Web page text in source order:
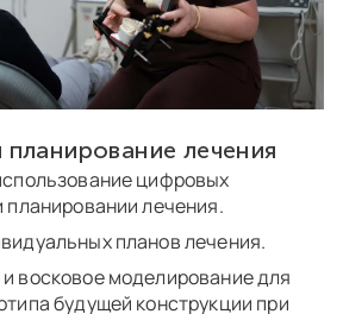
лечения
цифровых
планировании лечения.
планов лечения.
восковое моделирование для
будущей конструкции при